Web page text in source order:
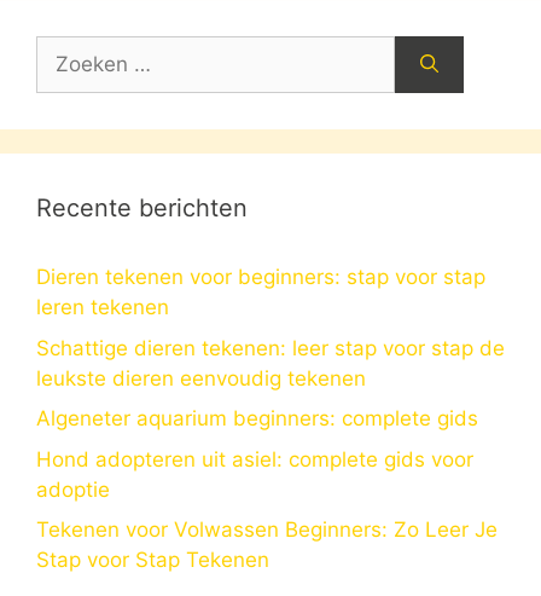
Zoek
Recente berichten
Dieren tekenen voor beginners: stap voor stap
leren tekenen
Schattige dieren tekenen: leer stap voor stap de
leukste dieren eenvoudig tekenen
Algeneter aquarium beginners: complete gids
Hond adopteren uit asiel: complete gids voor
adoptie
Tekenen voor Volwassen Beginners: Zo Leer Je
Stap voor Stap Tekenen